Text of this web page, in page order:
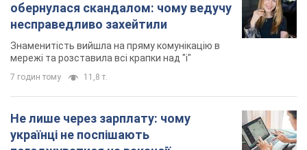
обернулася скандалом: чому ведучу
несправедливо захейтили
Знаменитість вийшла на пряму комунікацію в
мережі та розставила всі крапки над "і"
7 годин тому 11,8 т.
Не лише через зарплату: чому
українці не поспішають